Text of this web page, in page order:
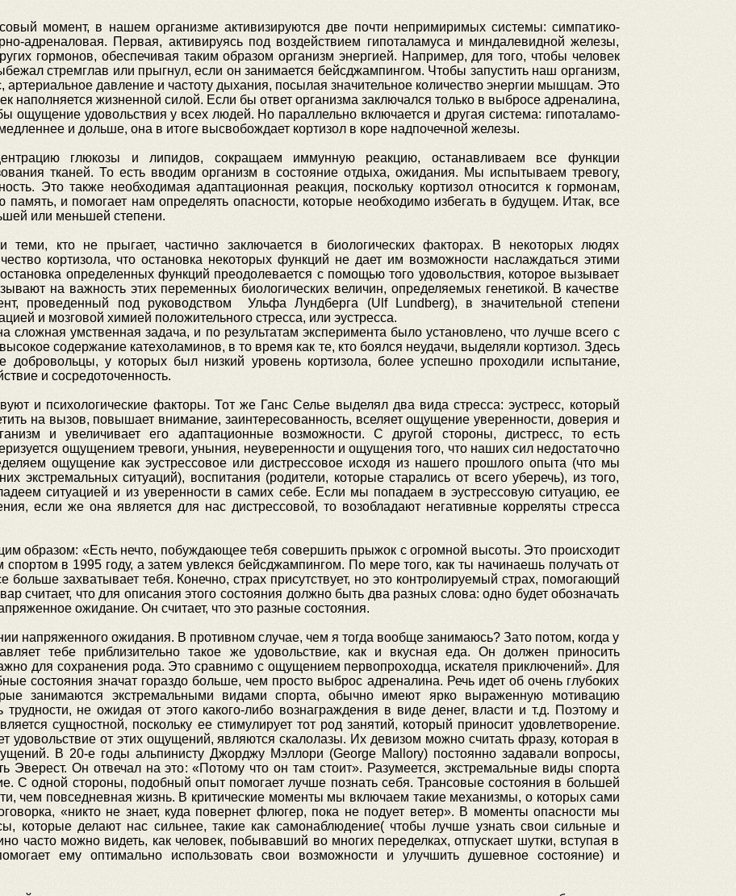
момент, в нашем организме активизируются две почти непримиримых системы: симпатико-
адреналовая. Первая, активируясь под воздействием гипоталамуса и миндалевидной железы,
гормонов, обеспечивая таким образом организм энергией. Например, для того, чтобы человек
стремглав или прыгнул, если он занимается бейсджампингом. Чтобы запустить наш организм,
артериальное давление и частоту дыхания, посылая значительное количество энергии мышцам. Это
наполняется жизненной силой. Если бы ответ организма заключался только в выбросе адреналина,
ощущение удовольствия у всех людей. Но параллельно включается и другая система: гипоталамо-
и дольше, она в итоге высвобождает кортизол в коре надпочечной железы.
глюкозы и липидов, сокращаем иммунную реакцию, останавливаем все функции
тканей. То есть вводим организм в состояние отдыха, ожидания. Мы испытываем тревогу,
Это также необходимая адаптационная реакция, поскольку кортизол относится к гормонам,
и помогает нам определять опасности, которые необходимо избегать в будущем. Итак, все
или меньшей степени.
теми, кто не прыгает, частично заключается в биологических факторах. В некоторых людях
кортизола, что остановка некоторых функций не дает им возможности наслаждаться этими
определенных функций преодолевается с помощью того удовольствия, которое вызывает
на важность этих переменных биологических величин, определяемых генетикой. В качестве
проведенный под руководством Ульфа Лундберга (Ulf Lundberg), в значительной степени
и мозговой химией положительного стресса, или эустресса.
сложная умственная задача, и по результатам эксперимента было установлено, что лучше всего с
содержание катехоламинов, в то время как те, кто боялся неудачи, выделяли кортизол. Здесь
добровольцы, у которых был низкий уровень кортизола, более успешно проходили испытание,
и сосредоточенность.
и психологические факторы. Тот же Ганс Селье выделял два вида стресса: эустресс, который
на вызов, повышает внимание, заинтересованность, вселяет ощущение уверенности, доверия и
и увеличивает его адаптационные возможности. С другой стороны, дистресс, то есть
ощущением тревоги, уныния, неуверенности и ощущения того, что наших сил недостаточно
ощущение как эустрессовое или дистрессовое исходя из нашего прошлого опыта (что мы
экстремальных ситуаций), воспитания (родители, которые старались от всего уберечь), из того,
ситуацией и из уверенности в самих себе. Если мы попадаем в эустрессовую ситуацию, ее
если же она является для нас дистрессовой, то возобладают негативные корреляты стресса
образом: «Есть нечто, побуждающее тебя совершить прыжок с огромной высоты. Это происходит
в 1995 году, а затем увлекся бейсджампингом. По мере того, как ты начинаешь получать от
больше захватывает тебя. Конечно, страх присутствует, но это контролируемый страх, помогающий
считает, что для описания этого состояния должно быть два разных слова: одно будет обозначать
ожидание. Он считает, что это разные состояния.
напряженного ожидания. В противном случае, чем я тогда вообще занимаюсь? Зато потом, когда у
тебе приблизительно такое же удовольствие, как и вкусная еда. Он должен приносить
для сохранения рода. Это сравнимо с ощущением первопроходца, искателя приключений». Для
состояния значат гораздо больше, чем просто выброс адреналина. Речь идет об очень глубоких
занимаются экстремальными видами спорта, обычно имеют ярко выраженную мотивацию
не ожидая от этого какого-либо вознаграждения в виде денег, власти и т.д. Поэтому и
сущностной, поскольку ее стимулирует тот род занятий, который приносит удовлетворение.
удовольствие от этих ощущений, являются скалолазы. Их девизом можно считать фразу, которая в
В 20-е годы альпинисту Джорджу Мэллори (George Mallory) постоянно задавали вопросы,
Эверест. Он отвечал на это: «Потому что он там стоит». Разумеется, экстремальные виды спорта
С одной стороны, подобный опыт помогает лучше познать себя. Трансовые состояния в большей
чем повседневная жизнь. В критические моменты мы включаем такие механизмы, о которых сами
«никто не знает, куда повернет флюгер, пока не подует ветер». В моменты опасности мы
которые делают нас сильнее, такие как самонаблюдение( чтобы лучше узнать свои сильные и
часто можно видеть, как человек, побывавший во многих переделках, отпускает шутки, вступая в
ему оптимально использовать свои возможности и улучшить душевное состояние) и